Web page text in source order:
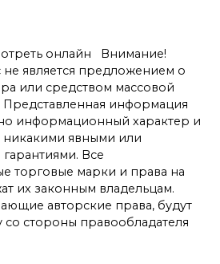
онлайн Внимание!
является предложением о
или средством массовой
информация
информационный характер и
никакими явными или
Все
торговые марки и права на
их законным владельцам.
авторские права, будут
со стороны правообладателя